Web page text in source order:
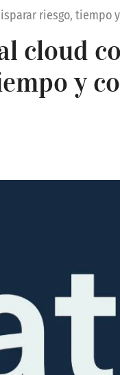
riesgo, tiempo
cloud
y